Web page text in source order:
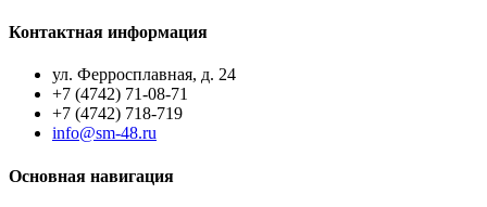
Контактная информация
ул. Ферросплавная, д. 24
+7 (4742) 71-08-71
+7 (4742) 718-719
info@sm-48.ru
Основная навигация